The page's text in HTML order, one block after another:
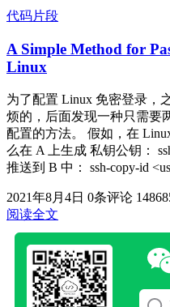
代码片段
A Simple Method for
Linux
为了配置 Linux 免密登录，
烦的，后面发现一种只需要
配置的方法。 假如，在
么在 A 上生成 私钥公钥：
推送到 B 中： ssh-copy-id
2021年8月4日 0条评论
阅读全文